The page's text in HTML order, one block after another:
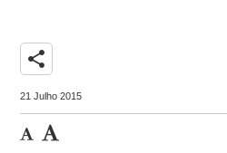
share
21 Julho 2015